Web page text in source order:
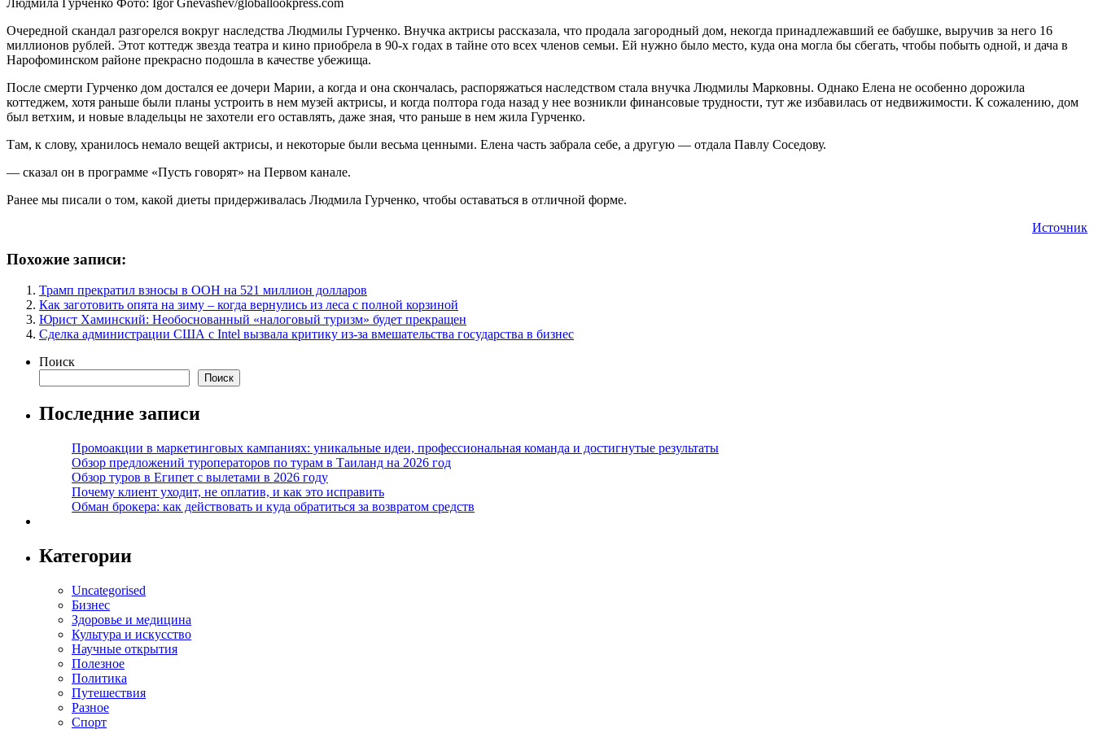
Очередной скандал разгорелся вокруг наследства Людмилы Гурченко. Внучка актрисы рассказала, что продала загородный дом, некогда принадлежавший ее бабушке, выручив за него 16
миллионов рублей. Этот коттедж звезда театра и кино приобрела в 90-х годах в тайне ото всех членов семьи. Ей нужно было место, куда она могла бы сбегать, чтобы побыть одной, и дача в
Нарофоминском районе прекрасно подошла в качестве убежища.
После смерти Гурченко дом достался ее дочери Марии, а когда и она скончалась, распоряжаться наследством стала внучка Людмилы Марковны. Однако Елена не особенно дорожила
коттеджем, хотя раньше были планы устроить в нем музей актрисы, и когда полтора года назад у нее возникли финансовые трудности, тут же избавилась от недвижимости. К сожалению, дом
был ветхим, и новые владельцы не захотели его оставлять, даже зная, что раньше в нем жила Гурченко.
Там, к слову, хранилось немало вещей актрисы, и некоторые были весьма ценными. Елена часть забрала себе, а другую — отдала Павлу Соседову.
— сказал он в программе «Пусть говорят» на Первом канале.
Ранее мы писали о том, какой диеты придерживалась Людмила Гурченко, чтобы оставаться в отличной форме.
Источник
Похожие записи:
Трамп прекратил взносы в ООН на 521 миллион долларов
Как заготовить опята на зиму – когда вернулись из леса с полной корзиной
Юрист Хаминский: Необоснованный «налоговый туризм» будет прекращен
Сделка администрации США с Intel вызвала критику из-за вмешательства государства в бизнес
Поиск
Поиск
Последние записи
Промоакции в маркетинговых кампаниях: уникальные идеи, профессиональная команда и достигнутые результаты
Обзор предложений туроператоров по турам в Таиланд на 2026 год
Обзор туров в Египет с вылетами в 2026 году
Почему клиент уходит, не оплатив, и как это исправить
Обман брокера: как действовать и куда обратиться за возвратом средств
Категории
Uncategorised
Бизнес
Здоровье и медицина
Культура и искусство
Научные открытия
Полезное
Политика
Путешествия
Разное
Спорт